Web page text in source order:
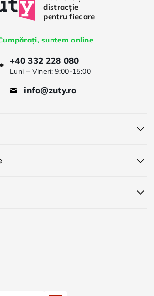
suntem online
+40 332 228 080
Luni – Vineri: 9:00-15:00
info@zuty.ro